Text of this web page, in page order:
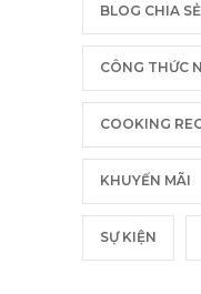
BLOG CHIA SẺ
CÔNG THỨC
COOKING
KHUYẾN MÃI
SỰ KIỆN